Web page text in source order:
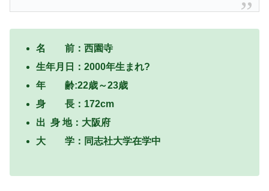
名 前：西園寺
生年月日：2000年生まれ?
年 齢:22歳～23歳
身 長：172cm
出 身 地：大阪府
大 学：同志社大学在学中